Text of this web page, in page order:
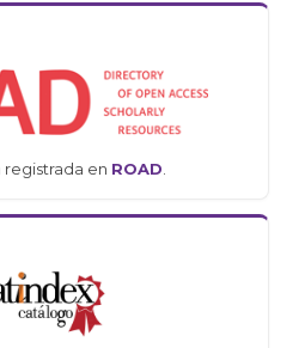
registrada en ROAD.